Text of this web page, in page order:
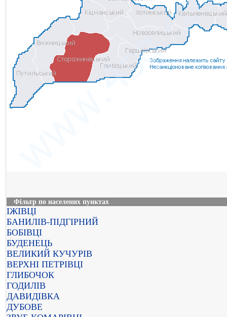
Фільтр по населених пунктах
ІЖІВЦІ
БАНИЛІВ-ПІДГІРНИЙ
БОБІВЦІ
БУДЕНЕЦЬ
ВЕЛИКИЙ КУЧУРІВ
ВЕРХНІ ПЕТРІВЦІ
ГЛИБОЧОК
ГОДИЛІВ
ДАВИДІВКА
ДУБОВЕ